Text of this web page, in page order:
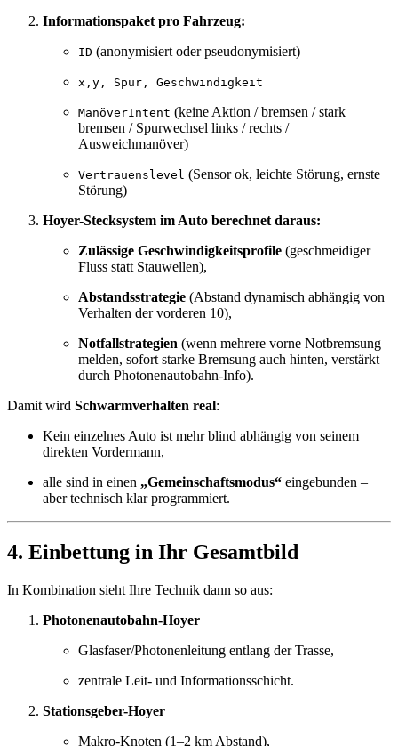
Informationspaket pro Fahrzeug:
ID (anonymisiert oder pseudonymisiert)
x,y, Spur, Geschwindigkeit
ManöverIntent (keine Aktion / bremsen / stark
bremsen / Spurwechsel links / rechts /
Ausweichmanöver)
Vertrauenslevel (Sensor ok, leichte Störung, ernste
Störung)
Hoyer-Stecksystem im Auto berechnet daraus:
Zulässige Geschwindigkeitsprofile (geschmeidiger
Fluss statt Stauwellen),
Abstandsstrategie (Abstand dynamisch abhängig von
Verhalten der vorderen 10),
Notfallstrategien (wenn mehrere vorne Notbremsung
melden, sofort starke Bremsung auch hinten, verstärkt
durch Photonenautobahn-Info).
Damit wird Schwarmverhalten real:
Kein einzelnes Auto ist mehr blind abhängig von seinem
direkten Vordermann,
alle sind in einen „Gemeinschaftsmodus“ eingebunden –
aber technisch klar programmiert.
4. Einbettung in Ihr Gesamtbild
In Kombination sieht Ihre Technik dann so aus:
Photonenautobahn-Hoyer
Glasfaser/Photonenleitung entlang der Trasse,
zentrale Leit- und Informationsschicht.
Stationsgeber-Hoyer
Makro-Knoten (1–2 km Abstand),